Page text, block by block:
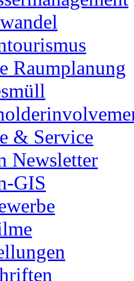
Raumplanung
& Service
Newsletter
GIS